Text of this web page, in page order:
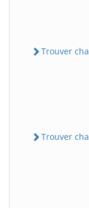
Trouver
Trouver